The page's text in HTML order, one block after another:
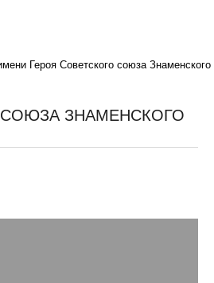
Героя Советского союза Знаменского
ЗНАМЕНСКОГО